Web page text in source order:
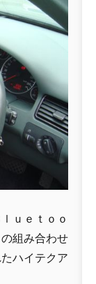
ｕｅｔｏｏ
組み合わせ
ハイテクア